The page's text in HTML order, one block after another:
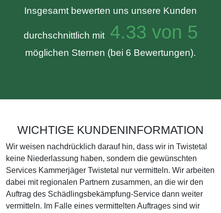
Insgesamt bewerten uns unsere Kunden
durchschnittlich mit4.33 von 5
möglichen Sternen (bei 6 Bewertungen).
WICHTIGE KUNDENINFORMATION
Wir weisen nachdrücklich darauf hin, dass wir in Twistetal
keine Niederlassung haben, sondern die gewünschten
Services Kammerjäger Twistetal nur vermitteln. Wir arbeiten
dabei mit regionalen Partnern zusammen, an die wir den
Auftrag des Schädlingsbekämpfung-Service dann weiter
vermitteln. Im Falle eines vermittelten Auftrages sind wir